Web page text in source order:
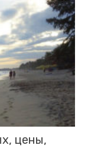
цены,